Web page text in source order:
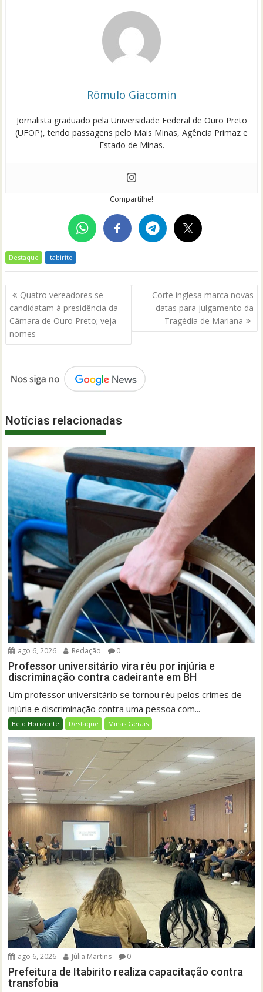
Rômulo Giacomin
Jornalista graduado pela Universidade Federal de Ouro Preto
(UFOP), tendo passagens pelo Mais Minas, Agência Primaz e
Estado de Minas.
Compartilhe!
Destaque Itabirito
Navegação
de
Post
Quatro vereadores se
candidatam à presidência da
Câmara de Ouro Preto; veja
nomes
Corte inglesa marca novas
datas para julgamento da
Tragédia de Mariana
Notícias relacionadas
ago 6, 2026 Redação 0
Professor universitário vira réu por injúria e
discriminação contra cadeirante em BH
Um professor universitário se tornou réu pelos crimes de
injúria e discriminação contra uma pessoa com...
Belo Horizonte Destaque Minas Gerais
ago 6, 2026 Júlia Martins 0
Prefeitura de Itabirito realiza capacitação contra
transfobia